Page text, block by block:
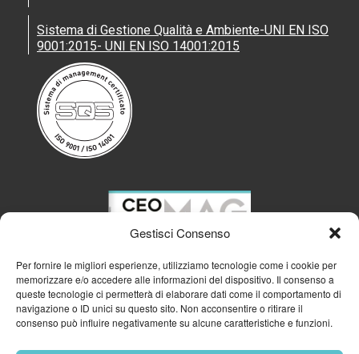
Gestisci Consenso
Per fornire le migliori esperienze, utilizziamo tecnologie come i cookie per
memorizzare e/o accedere alle informazioni del dispositivo. Il consenso a
queste tecnologie ci permetterà di elaborare dati come il comportamento di
navigazione o ID unici su questo sito. Non acconsentire o ritirare il
consenso può influire negativamente su alcune caratteristiche e funzioni.
Sistema di Gestione Qualità e Ambiente-UNI EN ISO
9001:2015- UNI EN ISO 14001:2015